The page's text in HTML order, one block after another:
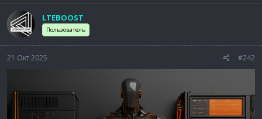
LTEBOOST
Пользователь
21 Окт 2025 #242